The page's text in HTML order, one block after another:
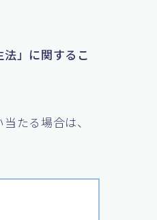
」に関するこ
たる場合は、